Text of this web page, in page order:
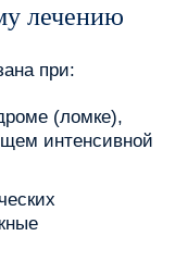
лечению
при:
(ломке),
интенсивной